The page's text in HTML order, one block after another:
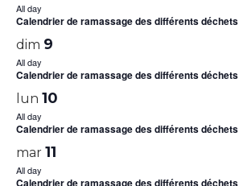
All day
Calendrier de ramassage des différents déchets
dim 9
All day
Calendrier de ramassage des différents déchets
lun 10
All day
Calendrier de ramassage des différents déchets
mar 11
All day
Calendrier de ramassage des différents déchets